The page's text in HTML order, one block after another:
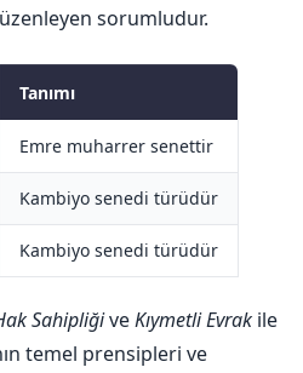
sorumludur.
Tanımı
Emre muharrer senettir
Kambiyo senedi türüdür
Kambiyo senedi türüdür
SahipliğiveKıymetli Evrak ile
temel prensipleri ve